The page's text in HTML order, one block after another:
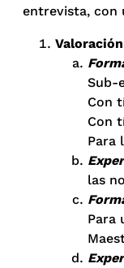
entrevista, con
Sub-
Con
Con
Para
las
Para